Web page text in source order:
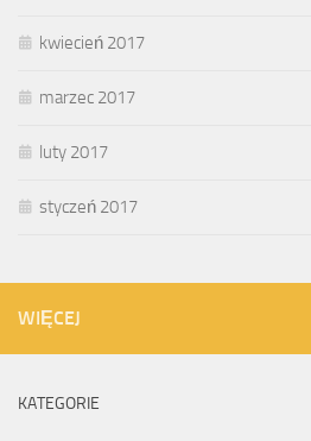
kwiecień 2017
marzec 2017
luty 2017
styczeń 2017
WIĘCEJ
KATEGORIE